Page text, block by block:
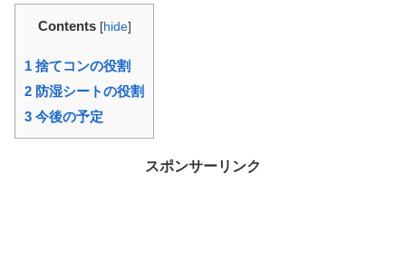
Contents [hide]
1 捨てコンの役割
2 防湿シートの役割
3 今後の予定
スポンサーリンク